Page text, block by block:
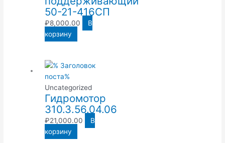
50-21-416СП
₽8,000.00
В
корзину
Uncategorized
Гидромотор
310.3.56.04.06
₽21,000.00
В
корзину